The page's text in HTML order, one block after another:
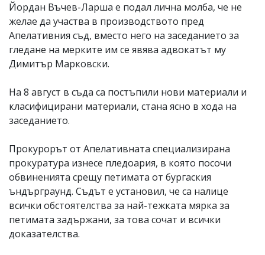
Йордан Въчев-Ларша е подал лична молба, че не
желае да участва в производството пред
Апелативния съд, вместо него на заседанието за
гледане на мерките им се явява адвокатът му
Димитър Марковски.
На 8 август в съда са постъпили нови материали и
класифицирани материали, стана ясно в хода на
заседанието.
Прокурорът от Апелативната специализирана
прокуратура изнесе пледоария, в която посочи
обвиненията срещу петимата от бургаския
ъндърграунд. Съдът е установил, че са налице
всички обстоятелства за най-тежката мярка за
петимата задържани, за това сочат и всички
доказателства.